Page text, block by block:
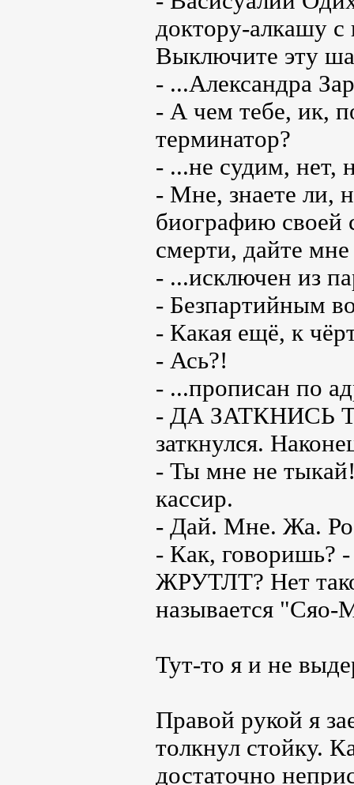
доктору-алкашу
Выключите эту
- ...Александра
- А чем тебе, ик,
терминатор?
- ...не судим, нет,
- Мне, знаете ли,
биографию своей
смерти, дайте мне
- ...исключен из
- Безпартийным
- Какая ещё, к
- Ась?!
- ...прописан по
- ДА ЗАТКНИСЬ
заткнулся.
- Ты мне не
кассир.
- Дай. Мне. Жа.
- Как, говоришь? -
ЖРУТЛТ? Нет
называется
Тут-то я и не
Правой рукой я
толкнул стойку.
достаточно